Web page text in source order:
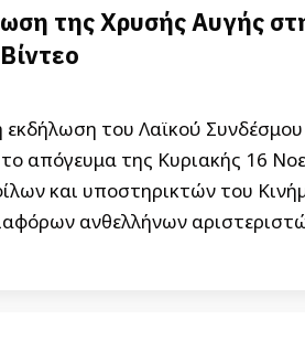
της Χρυσής Αυγής
του Λαϊκού Συνδέσμου
απόγευμα της Κυριακής 16
και υποστηρικτών του
ανθελλήνων